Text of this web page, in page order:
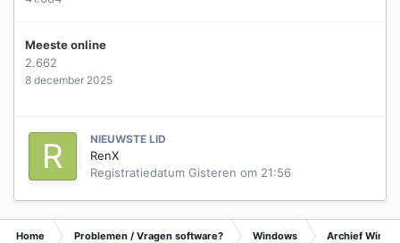
Meeste online
2.662
8 december 2025
NIEUWSTE LID
RenX
Registratiedatum Gisteren om 21:56
Home Problemen / Vragen software? Windows Archief